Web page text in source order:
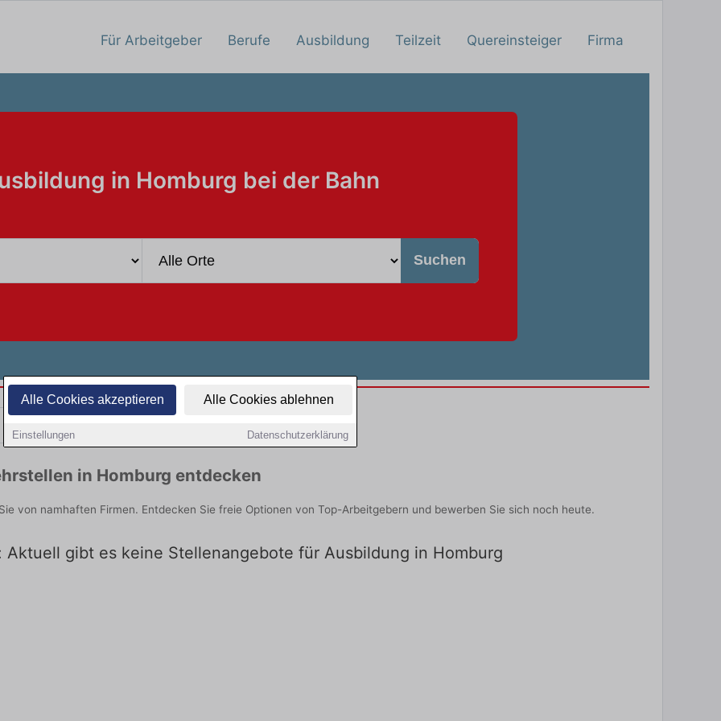
Alle Cookies akzeptieren Alle Cookies ablehnen
Einstellungen Datenschutzerklärung
Für Arbeitgeber Berufe Ausbildung Teilzeit Quereinsteiger Firma
in Homburg bei der Bahn
Suchen
in Homburg entdecken
von namhaften Firmen. Entdecken Sie freie Optionen von Top-Arbeitgebern und bewerben Sie sich noch heute.
gibt es keine Stellenangebote für Ausbildung in Homburg